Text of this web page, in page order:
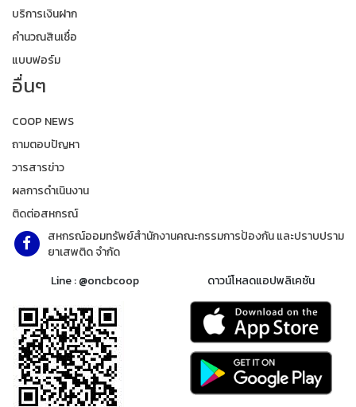
บริการเงินฝาก
คำนวณสินเชื่อ
แบบฟอร์ม
อื่นๆ
COOP NEWS
ถามตอบปัญหา
วารสารข่าว
ผลการดำเนินงาน
ติดต่อสหกรณ์
สหกรณ์ออมทรัพย์สำนักงานคณะกรรมการป้องกัน และปราบปราม
ยาเสพติด จำกัด
Line : @oncbcoop
ดาวน์โหลดแอปพลิเคชัน